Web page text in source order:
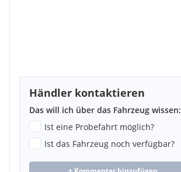
Händler kontaktieren
Das will ich über das Fahrzeug wissen:
Ist eine Probefahrt möglich?
Ist das Fahrzeug noch verfügbar?